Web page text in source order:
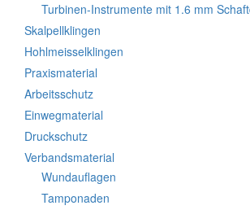
Turbinen-Instrumente mit 1.6 mm
Skalpellklingen
Hohlmeisselklingen
Praxismaterial
Arbeitsschutz
Einwegmaterial
Druckschutz
Verbandsmaterial
Wundauflagen
Tamponaden